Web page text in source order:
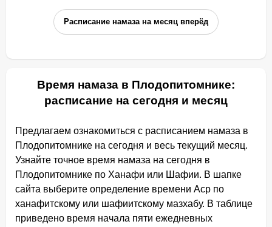
Расписание намаза на месяц вперёд
Время намаза в Плодопитомнике:
расписание на сегодня и месяц
Предлагаем ознакомиться с расписанием намаза в
Плодопитомнике на сегодня и весь текущий месяц.
Узнайте точное время намаза на сегодня в
Плодопитомнике по Ханафи или Шафии. В шапке
сайта выберите определение времени Аср по
ханафитскому или шафиитскому мазхабу. В таблице
приведено время начала пяти ежедневных